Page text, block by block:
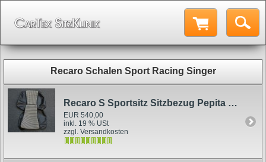
Recaro Schalen Sport Racing Singer
Recaro S Sportsitz Sitzbezug Pepita schwarz
EUR 540,00
inkl. 19 % USt
zzgl. Versandkosten